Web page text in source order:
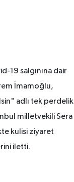
19 salgınına dair
İmamoğlu,
adlı tek perdelik
milletvekili Sera
kulisi ziyaret
iletti.